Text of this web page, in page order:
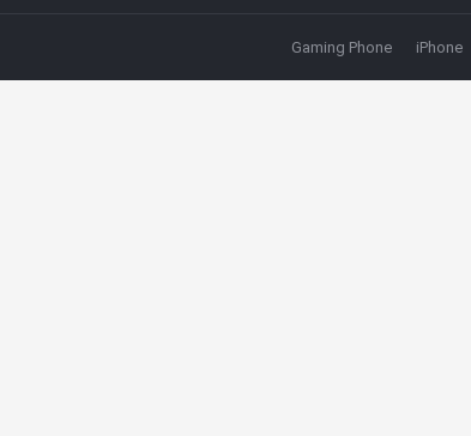
Gaming Phone iPhone